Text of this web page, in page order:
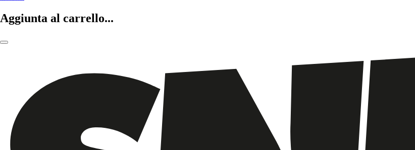
Aggiunta al carrello...